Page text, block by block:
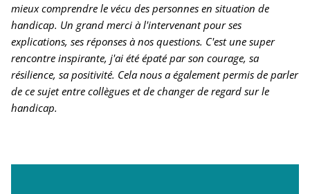
mieux comprendre le vécu des personnes en situation de
handicap. Un grand merci à l'intervenant pour ses
explications, ses réponses à nos questions. C'est une super
rencontre inspirante, j'ai été épaté par son courage, sa
résilience, sa positivité. Cela nous a également permis de parler
de ce sujet entre collègues et de changer de regard sur le
handicap.